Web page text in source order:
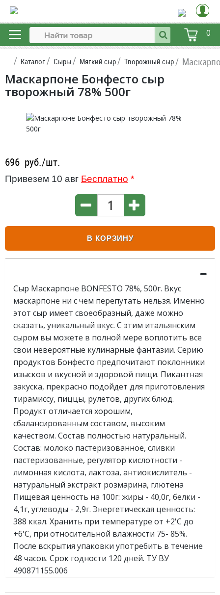
0
Каталог Сыры Мягкий сыр Творожный сыр
Маскарпоне Бонфесто сыр
творожный 78% 500г
696 руб./шт.
Привезем 10 авг Бесплатно *
В КОРЗИНУ
Сыр Маскарпоне BONFESTO 78%, 500г. Вкус
маскарпоне ни с чем перепутать нельзя. Именно
этот сыр имеет своеобразный, даже можно
сказать, уникальный вкус. С этим итальянским
сыром вы можете в полной мере воплотить все
свои невероятные кулинарные фантазии. Серию
продуктов Бонфесто предпочитают поклонники
изысков и вкусной и здоровой пищи. Пикантная
закуска, прекрасно подойдет для приготовления
тирамиссу, пиццы, рулетов, других блюд.
Продукт отличается хорошим,
сбалансированным составом, высоким
качеством. Состав полностью натуральный.
Состав: молоко пастеризованное, сливки
пастеризованные, регулятор кислотности -
лимонная кислота, лактоза, антиокислитель -
натуральный экстракт розмарина, глютена
Пищевая ценность на 100г: жиры - 40,0г, белки -
4,1г, углеводы - 2,9г. Энергетическая ценность:
388 ккал. Хранить при температуре от +2'C до
+6'C, при относительной влажности 75- 85%.
После вскрытия упаковки употребить в течение
48 часов. Срок годности 120 дней. ТУ ВУ
490871155.006